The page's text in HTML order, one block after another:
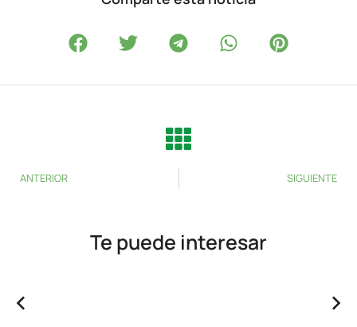
ANTERIOR SIGUIENTE
Te puede interesar